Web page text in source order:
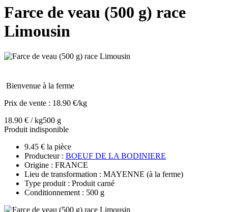
Farce de veau (500 g) race
Limousin
Bienvenue à la ferme
Prix de vente : 18.90 €/kg
18.90 € / kg500 g
Produit indisponible
9.45 € la pièce
Producteur : BOEUF DE LA BODINIERE
Origine : FRANCE
Lieu de transformation : MAYENNE (à la ferme)
Type produit : Produit carné
Conditionnement : 500 g